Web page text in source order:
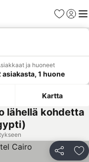
Suosikit
ja huoneet
asiakasta, 1 huone
Kartta
lähellä kohdetta
Jaa